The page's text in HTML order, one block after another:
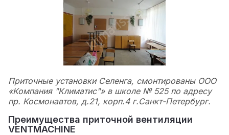
Приточные установки Селенга, смонтированы ООО
«Компания "Климатис"» в школе № 525 по адресу
пр. Космонавтов, д.21, корп.4 г.Санкт-Петербург.
Преимущества приточной вентиляции
VENTMACHINE